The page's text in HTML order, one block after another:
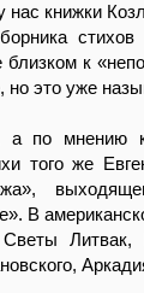
книжки
стихов
к
но это уже
по мнению
того же
В
Литвак,